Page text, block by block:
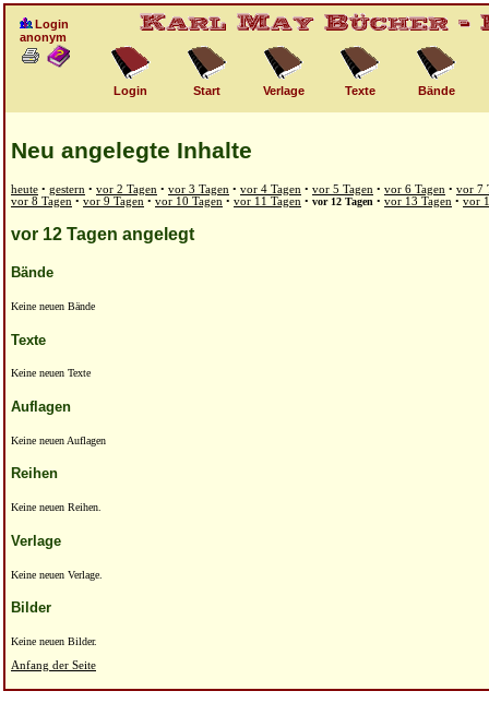
Login
anonym
Login Start Verlage Texte Bände
Neu angelegte Inhalte
heute • gestern • vor 2 Tagen • vor 3 Tagen • vor 4 Tagen • vor 5 Tagen • vor 6 Tagen • vor 7
vor 8 Tagen • vor 9 Tagen • vor 10 Tagen • vor 11 Tagen • vor 12 Tagen • vor 13 Tagen • vor
vor 12 Tagen angelegt
Bände
Keine neuen Bände
Texte
Keine neuen Texte
Auflagen
Keine neuen Auflagen
Reihen
Keine neuen Reihen.
Verlage
Keine neuen Verlage.
Bilder
Keine neuen Bilder.
Anfang der Seite